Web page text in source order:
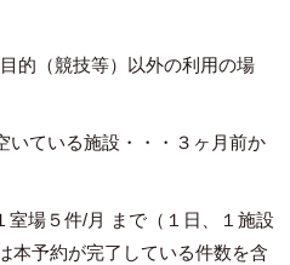
的（競技等）以外の利用の場
ている施設・・・３ヶ月前か
室場５件/月 まで（１日、１施設
本予約が完了している件数を含